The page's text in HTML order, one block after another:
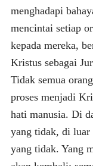
menghadapi
mencintai setiap
kepada mereka,
Kristus sebagai
Tidak semua
proses menjadi
hati manusia. Di
yang tidak, di luar
yang tidak. Yang